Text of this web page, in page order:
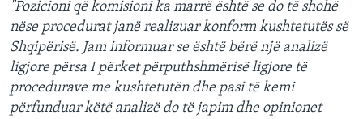
"Pozicioni që komisioni ka marrë është se do të shohë
nëse procedurat janë realizuar konform kushtetutës së
Shqipërisë. Jam informuar se është bërë një analizë
ligjore përsa I përket përputhshmërisë ligjore të
procedurave me kushtetutën dhe pasi të kemi
përfunduar këtë analizë do të japim dhe opinionet